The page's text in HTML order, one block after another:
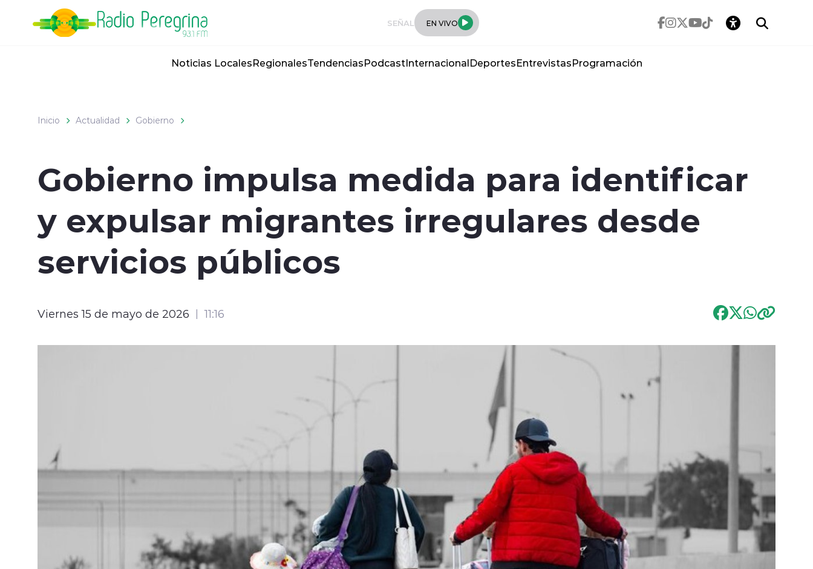
SEÑAL EN VIVO
Noticias LocalesRegionalesTendenciasPodcastInternacionalDeportesEntrevistasProgramación
Inicio Actualidad Gobierno
Gobierno impulsa medida para identificar
y expulsar migrantes irregulares desde
servicios públicos
Viernes 15 de mayo de 2026 11:16